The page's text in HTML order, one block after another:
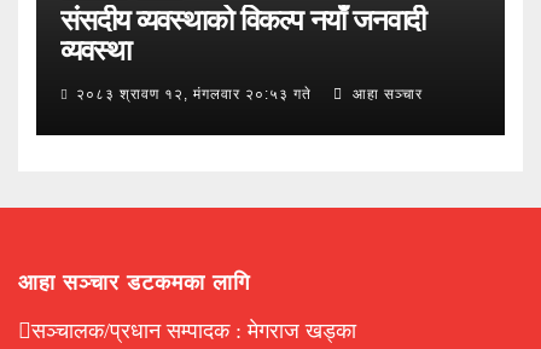
संसदीय व्यवस्थाको विकल्प नयाँ जनवादी
व्यवस्था
२०८३ श्रावण १२, मंगलवार २०:५३ गते आहा सञ्चार
आहा सञ्चार डटकमका लागि
सञ्चालक/प्रधान सम्पादक : मेगराज खड्का